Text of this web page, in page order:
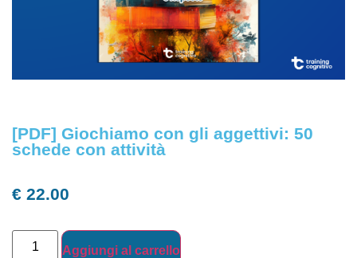
[PDF] Giochiamo con gli aggettivi: 50
schede con attività
€ 22.00
Aggiungi al carrello